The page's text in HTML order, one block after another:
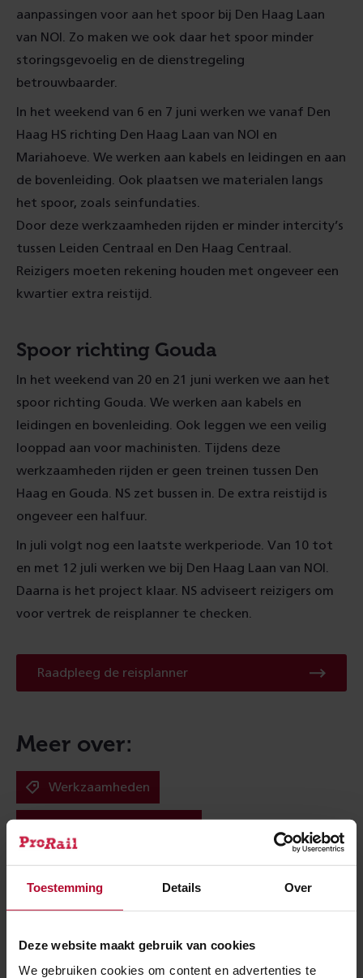
Toestemming Details Over
Deze website maakt gebruik van cookies
We gebruiken cookies om content en advertenties te
aanpassingen voor aan het spoor bij Den Haag Laan
van NOI. Zo maken we ook daar het spoor minder
storingsgevoelig en de dienstregeling
betrouwbaarder.
In het weekend van 6 en 7 juni werken we vanaf Den
Haag HS richting Den Haag Laan van NOI en
Mariahoeve. We werken aan kabels en leidingen en aan
de bovenleiding. Ook plaatsen we materialen langs
het spoor, zoals seinfundaties.
Door deze werkzaamheden rijden er minder intercity’s
tussen Leiden Centraal en Den Haag Centraal.
Reizigers moeten rekening houden met ongeveer een
kwartier extra reistijd.
Spoor richting Gouda
In het weekend van 20 en 21 juni werken we aan het
spoor richting Gouda. We werken aan kabels en
leidingen en bovenleiding. Ook leggen we een veilig
looppad aan voor machinisten. Tijdens deze
werkzaamheden rijden er geen treinen tussen Den
Haag en Gouda. NS zet bussen in. De extra reistijd is
ongeveer een halfuur.
In juli volgt nog een laatste werkperiode. Van 10 tot
en met 12 juli werken we bij Den Haag Laan van NOI.
Daarna is het project klaar. NS adviseert reizigers om
voor vertrek de reisplanner te checken.
Raadpleeg de reisplannerRaadpleeg
Meer over:
Werkzaamheden
Meer nieuws